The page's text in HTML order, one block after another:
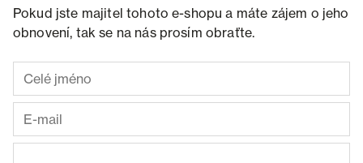
Pokud jste majitel tohoto e-shopu a máte zájem o jeho
obnovení, tak se na nás prosím obraťte.